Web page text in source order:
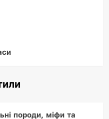
породи, міфи та